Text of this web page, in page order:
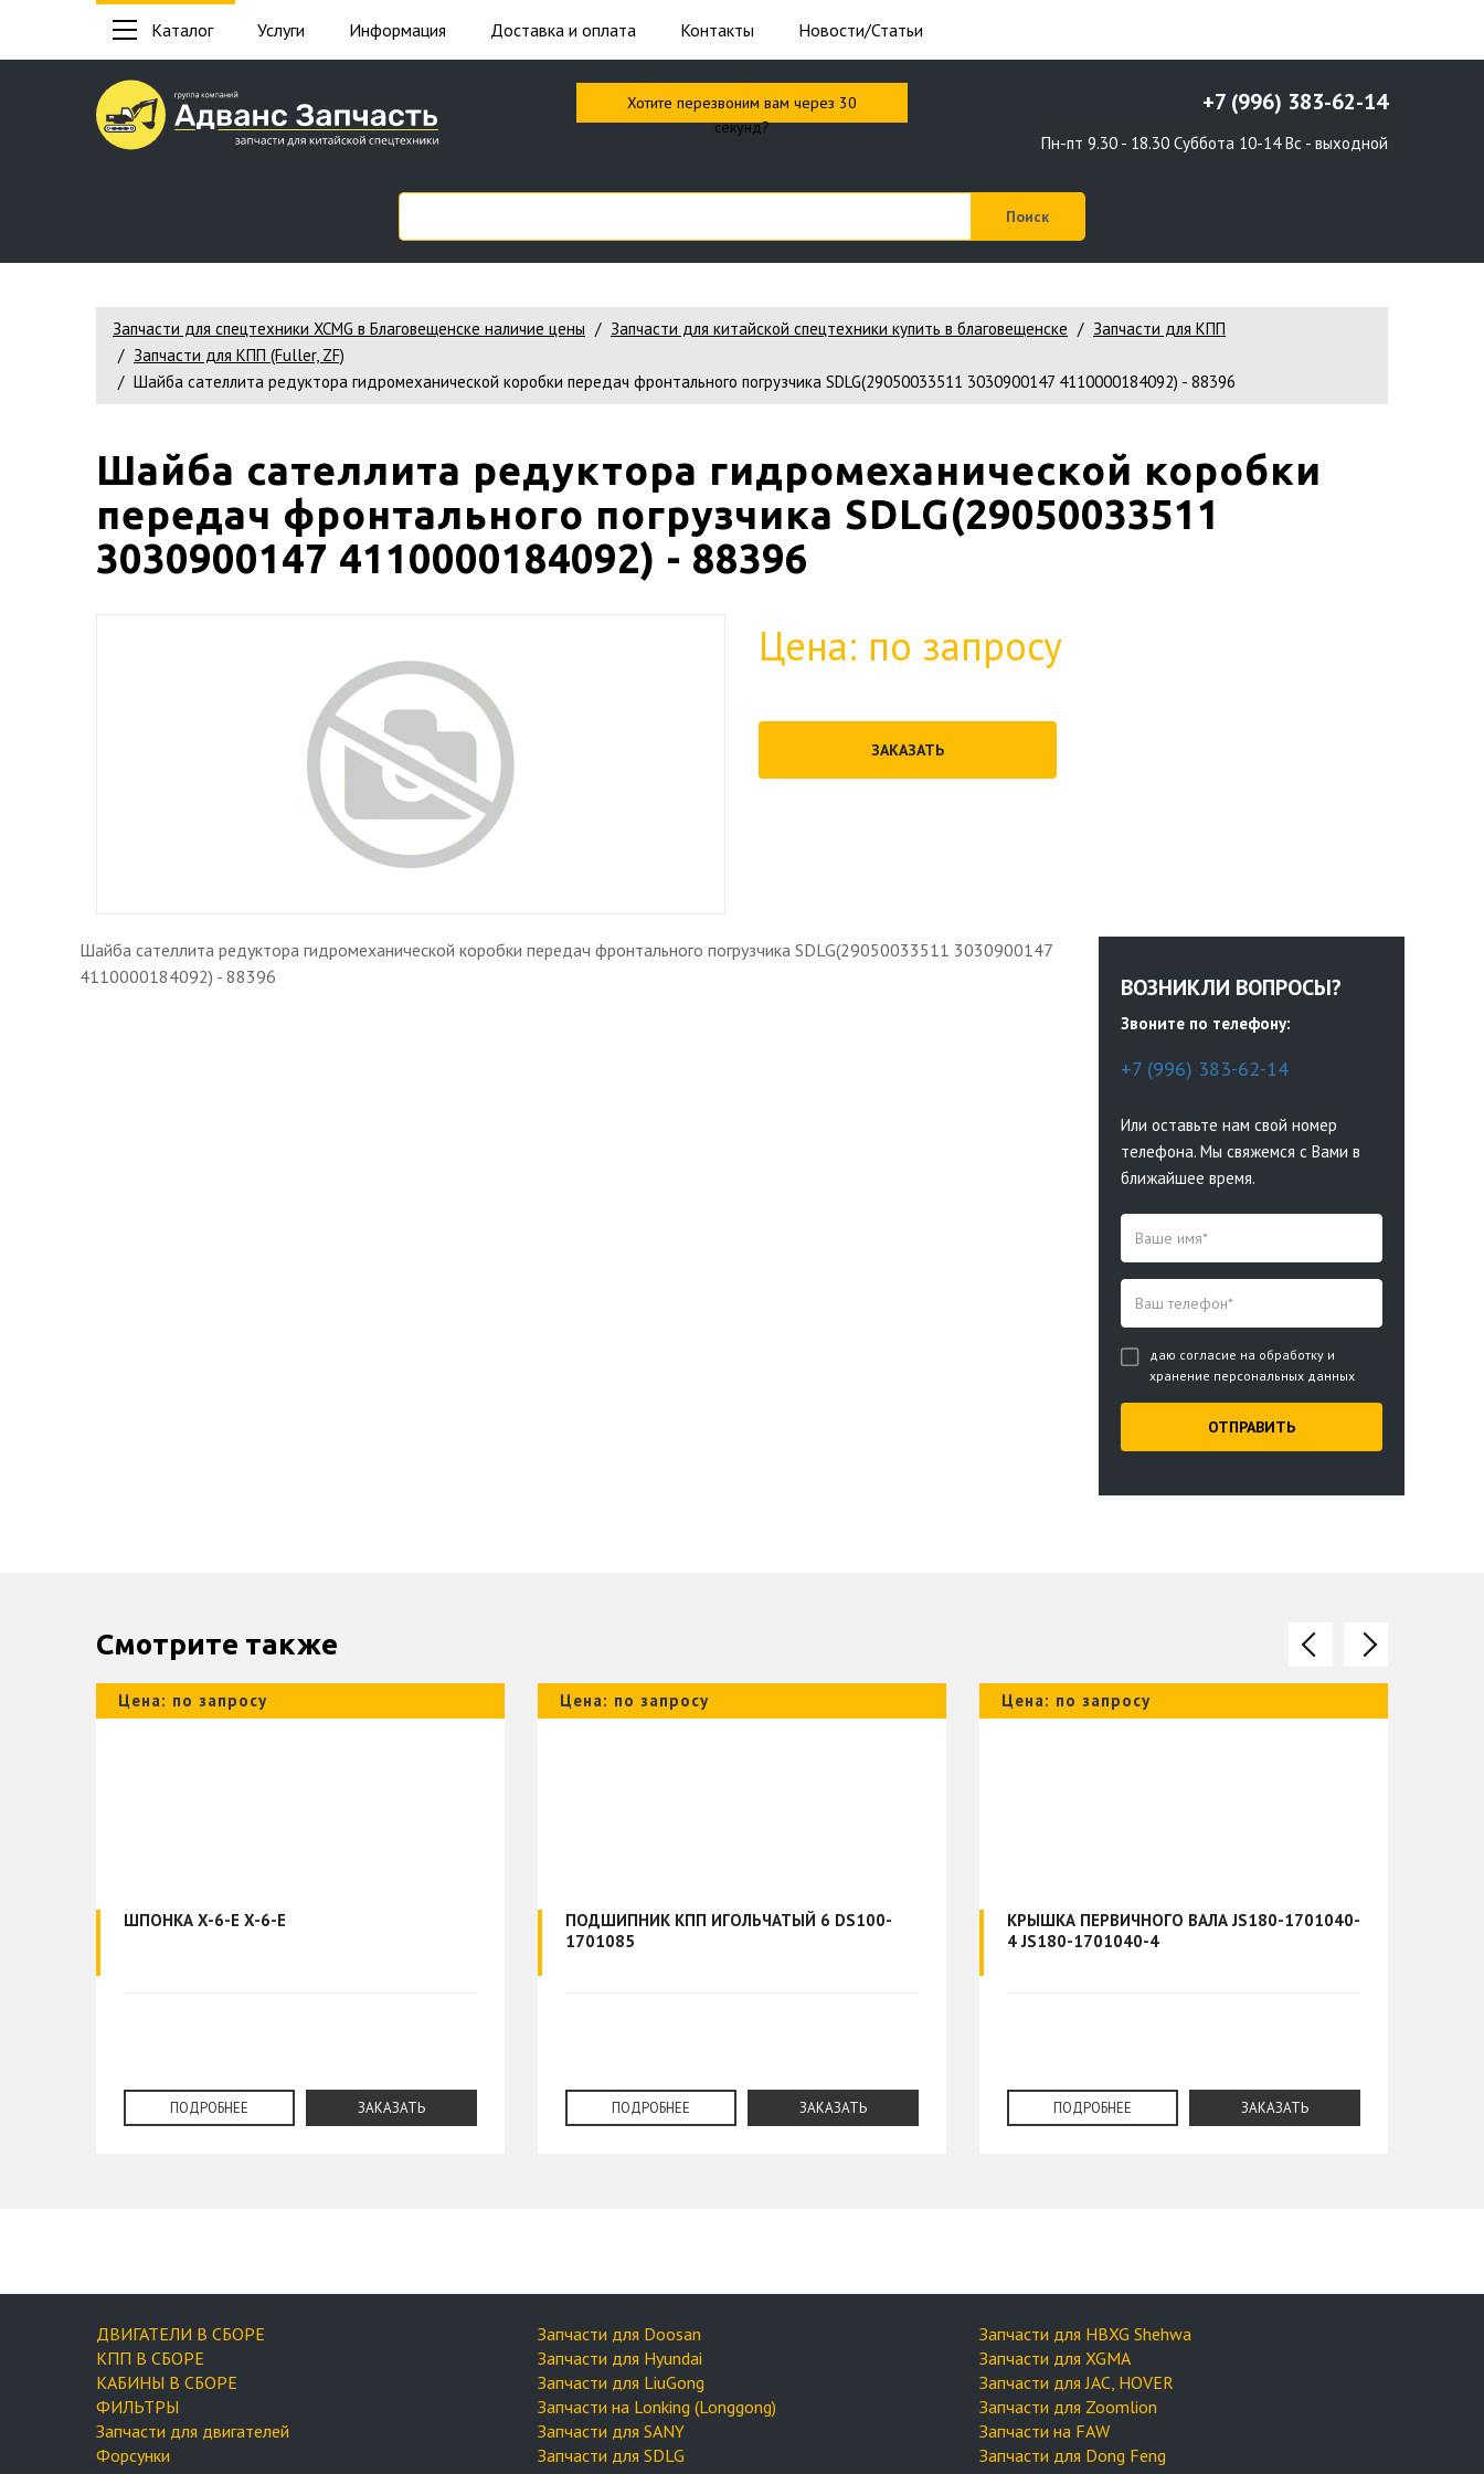
Каталог Услуги Информация Доставка и оплата Контакты Новости/Статьи
Хотите перезвоним вам через 30
секунд?
+7 (996) 383-62-14
Пн-пт 9.30 - 18.30 Суббота 10-14 Вс - выходной
Запчасти для спецтехники XCMG в Благовещенске наличие цены Запчасти для китайской спецтехники купить в благовещенске
Запчасти для КПП
Запчасти для КПП (Fuller, ZF)
Шайба сателлита редуктора гидромеханической коробки передач фронтального погрузчика SDLG(29050033511 3030900147 4110000184092) - 88396
Шайба сателлита редуктора гидромеханической коробки
передач фронтального погрузчика SDLG(29050033511
3030900147 4110000184092) - 88396
Цена: по запросу
ЗАКАЗАТЬ
Шайба сателлита редуктора гидромеханической коробки передач фронтального погрузчика SDLG(29050033511 3030900147
4110000184092) - 88396
ВОЗНИКЛИ ВОПРОСЫ?
Звоните по телефону:
+7 (996) 383-62-14
Или оставьте нам свой номер
телефона. Мы свяжемся с Вами в
ближайшее время.
даю согласие на обработку и
хранение персональных данных
Смотрите также
Цена: по запросу
ШПОНКА X-6-E X-6-E
ПОДРОБНЕЕ ЗАКАЗАТЬ
Цена: по запросу
ПОДШИПНИК КПП ИГОЛЬЧАТЫЙ 6 DS100-
1701085
ПОДРОБНЕЕ ЗАКАЗАТЬ
Цена: по запросу
КРЫШКА ПЕРВИЧНОГО ВАЛА JS180-1701040-
4 JS180-1701040-4
ПОДРОБНЕЕ ЗАКАЗАТЬ
ДВИГАТЕЛИ В СБОРЕ
КПП В СБОРЕ
КАБИНЫ В СБОРЕ
ФИЛЬТРЫ
Запчасти для двигателей
Форсунки
Запчасти для Doosan
Запчасти для Hyundai
Запчасти для LiuGong
Запчасти на Lonking (Longgong)
Запчасти для SANY
Запчасти для SDLG
Запчасти для HBXG Shehwa
Запчасти для XGMA
Запчасти для JAC, HOVER
Запчасти для Zoomlion
Запчасти на FAW
Запчасти для Dong Feng